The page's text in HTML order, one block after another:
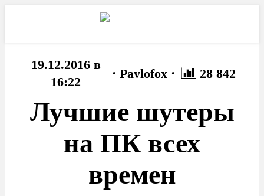
19.12.2016 в
16:22
· Pavlofox · 28 842
Лучшие шутеры
на ПК всех
времен